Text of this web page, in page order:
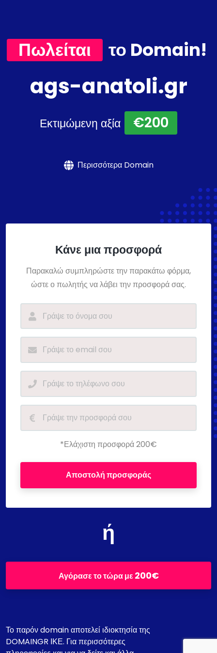
Πωλείται το Domain!
ags-anatoli.gr
Εκτιμώμενη αξία €200
Περισσότερα Domain
Κάνε μια προσφορά
Παρακαλώ συμπληρώστε την παρακάτω φόρμα,
ώστε ο πωλητής να λάβει την προσφορά σας.
*Ελάχιστη προσφορά 200€
Αποστολή προσφοράς
ή
Αγόρασε το τώρα με200€
Το παρόν domain αποτελεί ιδιοκτησία της
DOMAINGR ΙΚΕ. Για περισσότερες